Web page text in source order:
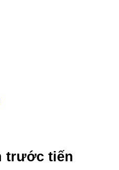
trước tiến